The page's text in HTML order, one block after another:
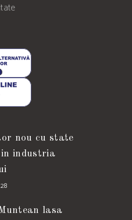
nou cu state
in industria
lasa